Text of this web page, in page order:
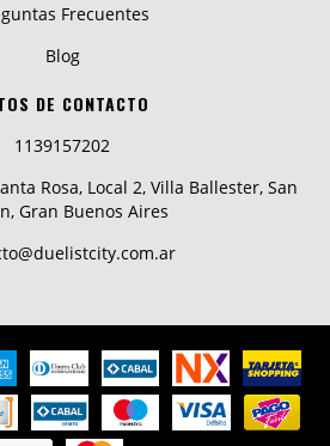
Frecuentes
Blog
DE CONTACTO
1139157202
Rosa, Local 2, Villa Ballester, San
Gran Buenos Aires